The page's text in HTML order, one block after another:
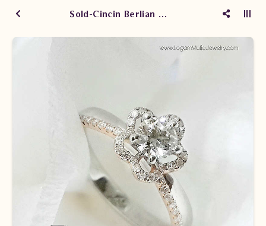
Sold-Cincin Berlian Wanita DVW.RKRFV5126A